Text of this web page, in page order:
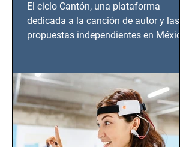
El ciclo Cantón, una plataforma
dedicada a la canción de autor y las
propuestas independientes en México,
CDMX), todos los miércoles a partir del
14 de agosto al 25 de septiembre, a las
20:00 horas.